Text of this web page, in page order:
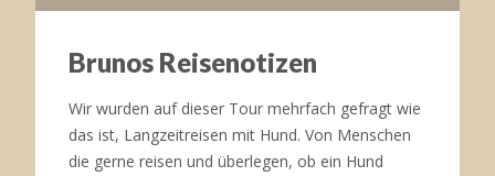
Brunos Reisenotizen
Wir wurden auf dieser Tour mehrfach gefragt wie
das ist, Langzeitreisen mit Hund. Von Menschen
die gerne reisen und überlegen, ob ein Hund